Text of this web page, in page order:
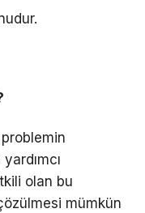
olan bu
mümkün